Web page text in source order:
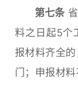
第七条
料之日起5个
报材料齐全
门；申报材